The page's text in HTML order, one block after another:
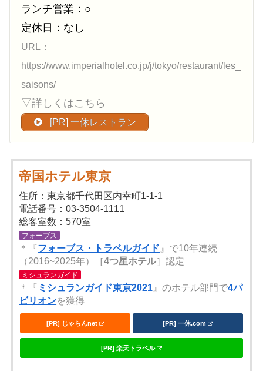
ランチ営業：○
定休日：なし
URL：
https://www.imperialhotel.co.jp/j/tokyo/restaurant/les_
saisons/
▽詳しくはこちら
[PR] 一休レストラン
帝国ホテル東京
住所：東京都千代田区内幸町1-1-1
電話番号：03-3504-1111
総客室数：570室
フォーブス
＊『フォーブス・トラベルガイド 』で10年連続
（2016~2025年）［4つ星ホテル］認定
ミシュランガイド
＊『 ミシュランガイド東京2021 』のホテル部門で4パ
ビリオンを獲得
[PR] じゃらんnet [PR] 一休.com
[PR] 楽天トラベル